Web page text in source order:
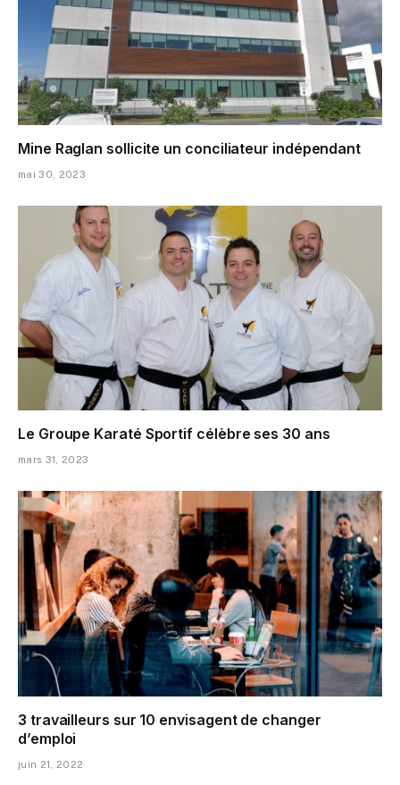
Mine Raglan sollicite un conciliateur indépendant
mai 30, 2023
Le Groupe Karaté Sportif célèbre ses 30 ans
mars 31, 2023
3 travailleurs sur 10 envisagent de changer
d’emploi
juin 21, 2022